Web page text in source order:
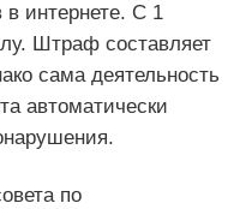
в интернете. С 1
Штраф составляет
сама деятельность
автоматически
по